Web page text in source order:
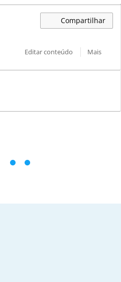
Compartilhar
Editar conteúdo
Mais